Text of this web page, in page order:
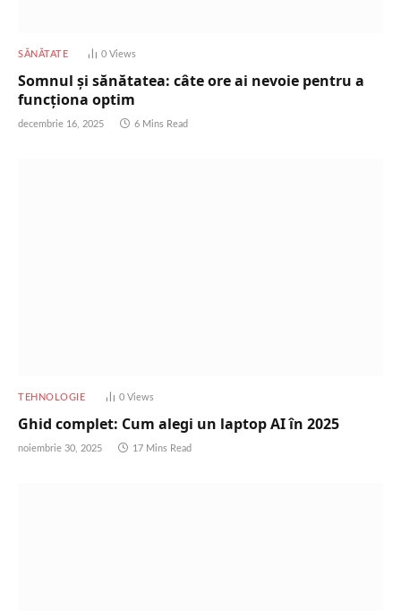
SĂNĂTATE 0Views
Somnul și sănătatea: câte ore ai nevoie pentru a
funcționa optim
decembrie 16, 2025 6 Mins Read
TEHNOLOGIE 0 Views
Ghid complet: Cum alegi un laptop AI în 2025
noiembrie 30, 2025 17 Mins Read